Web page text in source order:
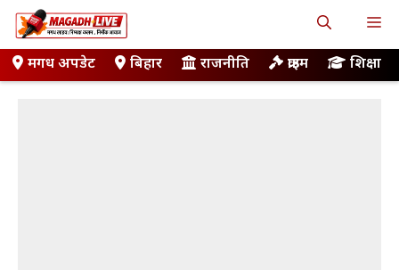
Skip
to
contentमगध अपडेट बिहार राजनीति क्राइम शिक्षा